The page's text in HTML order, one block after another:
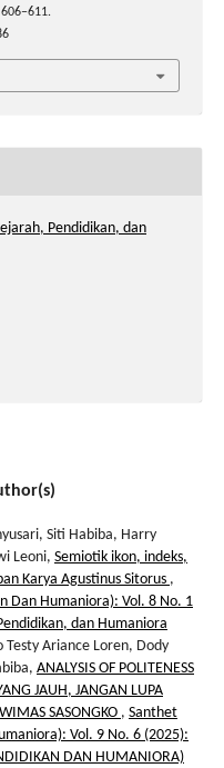
Pendidikan, dan
Siti Habiba, Harry
Leoni, Semiotik ikon, indeks,
Karya Agustinus Sitorus ,
Dan Humaniora): Vol. 8 No. 1
dan Humaniora
Ariance Loren, Dody
ANALYSIS OF POLITENESS
JAUH, JANGAN LUPA
SASONGKO , Santhet
Vol. 9 No. 6 (2025):
DAN HUMANIORA)